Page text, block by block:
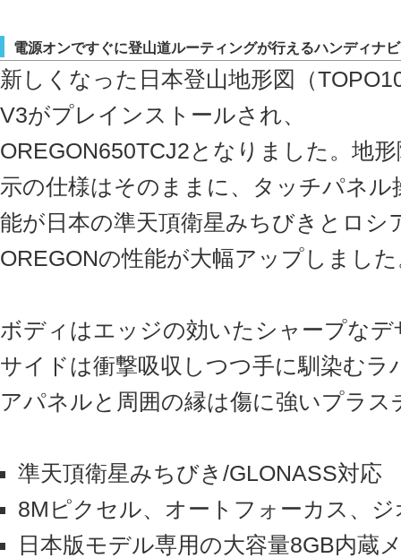
電源オンですぐに登山道ルーティングが行えるハンディナビ
新しくなった日本登山地形図（
V3がプレインストールされ、
OREGON650TCJ2となりました。地
示の仕様はそのままに、タッチパネル
能が日本の準天頂衛星みちびきとロシ
OREGONの性能が大幅アップしまし
ボディはエッジの効いたシャープな
サイドは衝撃吸収しつつ手に馴染む
アパネルと周囲の縁は傷に強いプラ
準天頂衛星みちびき/GLONASS対応
8Mピクセル、オートフォーカス、
日本版モデル専用の大容量8GB内蔵